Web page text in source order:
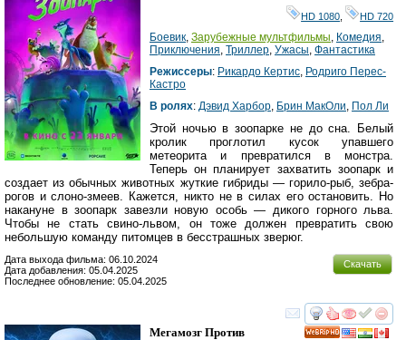
HD 1080 HD 720
Боевик, Зарубежные мультфильмы, Комедия,
Приключения, Триллер, Ужасы, Фантастика
Режиссеры: Рикардо Кертис, Родриго Перес-
Кастро
В ролях: Дэвид Харбор, Брин МакОли, Пол Ли
Этой ночью в зоопарке не до сна. Белый
кролик проглотил кусок упавшего
метеорита и превратился в монстра.
Теперь он планирует захватить зоопарк и
создает из обычных животных жуткие гибриды — горило-рыб, зебра-
рогов и слоно-змеев. Кажется, никто не в силах его остановить. Но
накануне в зоопарк завезли новую особь — дикого горного льва.
Чтобы не стать свино-львом, он тоже должен превратить свою
небольшую команду питомцев в бесстрашных зверюг.
Скачать
Дата выхода фильма: 06.10.2024
Дата добавления: 05.04.2025
Последнее обновление: 05.04.2025
смотреть
Мегамозг Против